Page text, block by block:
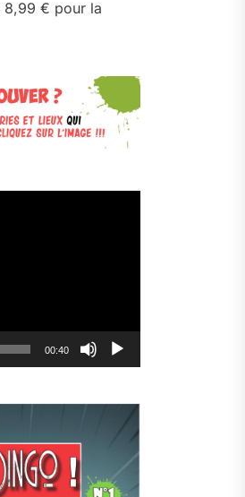
8,99 € pour la
00:40